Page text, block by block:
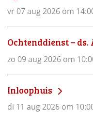
vr 07 aug 2026 om
Ochtenddienst – ds.
zo 09 aug 2026 om
Inloophuis
di 11 aug 2026 om